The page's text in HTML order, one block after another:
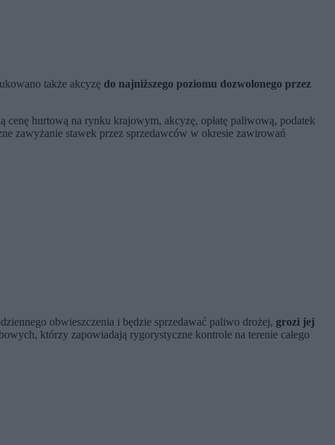
także akcyzę do najniższego poziomu dozwolonego przez
cenę hurtową na rynku krajowym, akcyzę, opłatę paliwową, podatek
zawyżanie stawek przez sprzedawców w okresie zawirowań
obwieszczenia i będzie sprzedawać paliwo drożej, grozi jej
którzy zapowiadają rygorystyczne kontrole na terenie całego